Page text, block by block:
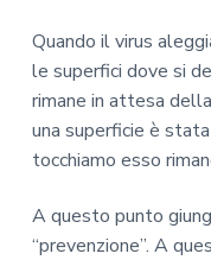
Quando il virus
le superfici dove si
rimane in attesa
una superficie è
tocchiamo esso
A questo punto
“prevenzione”. A